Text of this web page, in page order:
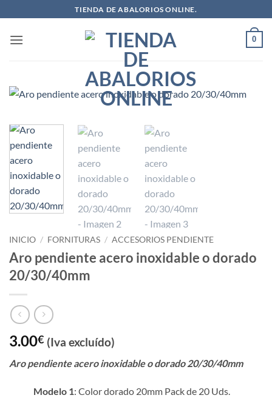
al
contenido
TIENDA DE ABALORIOS ONLINE.
0
INICIO / FORNITURAS / ACCESORIOS PENDIENTE
Aro pendiente acero inoxidable o dorado
20/30/40mm
3.00€ (Iva excluído)
Aro pendiente acero inoxidable o dorado 20/30/40mm
Modelo 1: Color dorado 20mm Pack de 20 Uds.